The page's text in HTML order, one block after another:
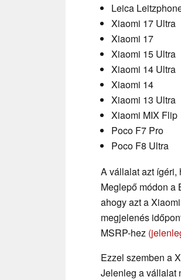
Leica
Xiaomi 17 Ultra
Xiaomi 17
Xiaomi 15 Ultra
Xiaomi 14 Ultra
Xiaomi 14
Xiaomi 13 Ultra
Xiaomi MIX Flip
Poco F7 Pro
Poco F8 Ultra
A vállalat azt ígéri,
Meglepő módon a
ahogy azt a
megjelenés
MSRP-hez
Ezzel szemben a
Jelenleg a vállalat